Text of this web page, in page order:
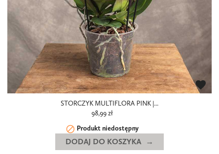
STORCZYK MULTIFLORA PINK |...
98,99 zł
 Produkt niedostępny
favorite
DODAJ DO KOSZYKA